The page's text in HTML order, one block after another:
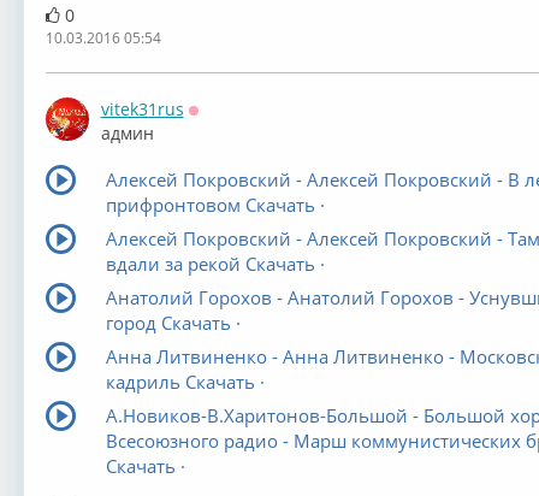
0
10.03.2016 05:54
vitek31rus
админ
Алексей Покровский - Алексей Покровский - В
прифронтовом Скачать ·
Алексей Покровский - Алексей Покровский - Там
вдали за рекой Скачать ·
Анатолий Горохов - Анатолий Горохов -
город Скачать ·
Анна Литвиненко - Анна Литвиненко -
кадриль Скачать ·
А.Новиков-В.Харитонов-Большой - Большой
Всесоюзного радио - Марш коммунистических
Скачать ·